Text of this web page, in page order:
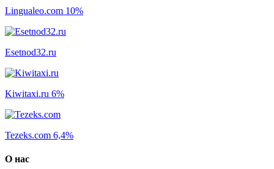
Lingualeo.com 10%
Esetnod32.ru
Kiwitaxi.ru 6%
Tezeks.com 6,4%
О нас